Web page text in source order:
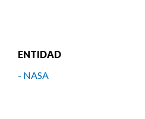
ENTIDAD
- NASA